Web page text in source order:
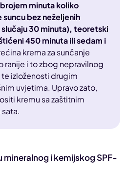
minuta koliko
bez neželjenih
30 minuta), teoretski
450 minuta ili sedam i
krema za sunčanje
ranije i to zbog nepravilnog
te izloženosti drugim
uvjetima. Upravo zato,
kremu sa zaštitnim
mineralnog i kemijskog SPF-